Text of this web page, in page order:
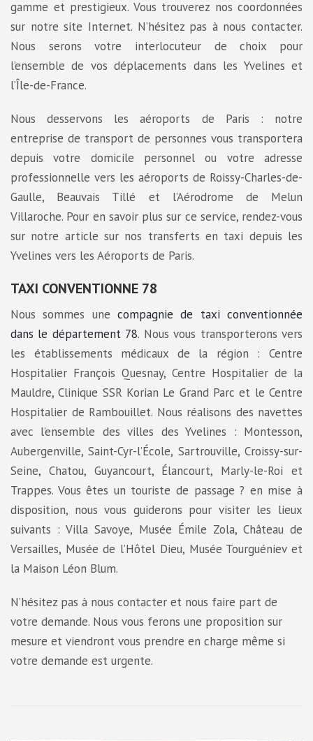
gamme et prestigieux. Vous trouverez nos coordonnées
sur notre site Internet. N’hésitez pas à nous contacter.
Nous serons votre interlocuteur de choix pour
l’ensemble de vos déplacements dans les Yvelines et
l’Île-de-France.
Nous desservons les aéroports de Paris : notre
entreprise de transport de personnes vous transportera
depuis votre domicile personnel ou votre adresse
professionnelle vers les aéroports de Roissy-Charles-de-
Gaulle, Beauvais Tillé et l’Aérodrome de Melun
Villaroche. Pour en savoir plus sur ce service, rendez-vous
sur notre article sur nos transferts en taxi depuis les
Yvelines vers les Aéroports de Paris.
TAXI CONVENTIONNE 78
Nous sommes une compagnie de taxi conventionnée
dans le département 78. Nous vous transporterons vers
les établissements médicaux de la région : Centre
Hospitalier François Quesnay, Centre Hospitalier de la
Mauldre, Clinique SSR Korian Le Grand Parc et le Centre
Hospitalier de Rambouillet. Nous réalisons des navettes
avec l’ensemble des villes des Yvelines : Montesson,
Aubergenville, Saint-Cyr-l’École, Sartrouville, Croissy-sur-
Seine, Chatou, Guyancourt, Élancourt, Marly-le-Roi et
Trappes. Vous êtes un touriste de passage ? en mise à
disposition, nous vous guiderons pour visiter les lieux
suivants : Villa Savoye, Musée Émile Zola, Château de
Versailles, Musée de l’Hôtel Dieu, Musée Tourguéniev et
la Maison Léon Blum.
N’hésitez pas à nous contacter et nous faire part de
votre demande. Nous vous ferons une proposition sur
mesure et viendront vous prendre en charge même si
votre demande est urgente.